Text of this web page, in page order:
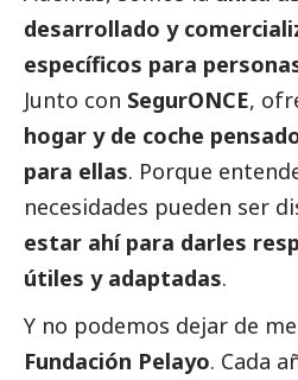
desarrollado y
específicos para
Junto con SegurONCE,
hogar y de coche
para ellas. Porque
necesidades pueden ser
estar ahí para darles
útiles y adaptadas.
Y no podemos dejar de
Fundación Pelayo. Cada